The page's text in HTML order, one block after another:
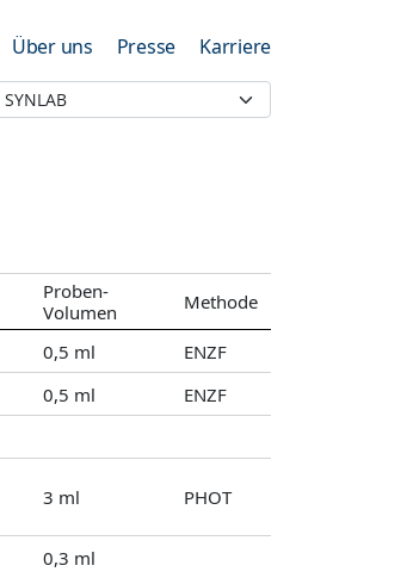
Über uns Presse Karriere
Proben-
Volumen
Methode
0,5 ml ENZF
0,5 ml ENZF
3 ml PHOT
0,3 ml